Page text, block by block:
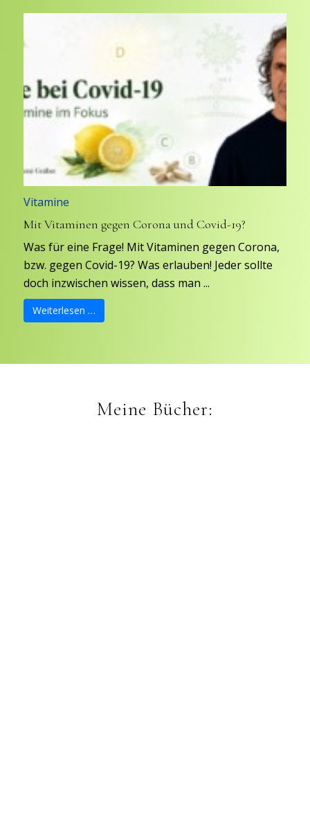
Vitamine
Mit Vitaminen gegen Corona und Covid-19?
Was für eine Frage! Mit Vitaminen gegen Corona,
bzw. gegen Covid-19? Was erlauben! Jeder sollte
doch inzwischen wissen, dass man ...
Weiterlesen …
Meine Bücher: